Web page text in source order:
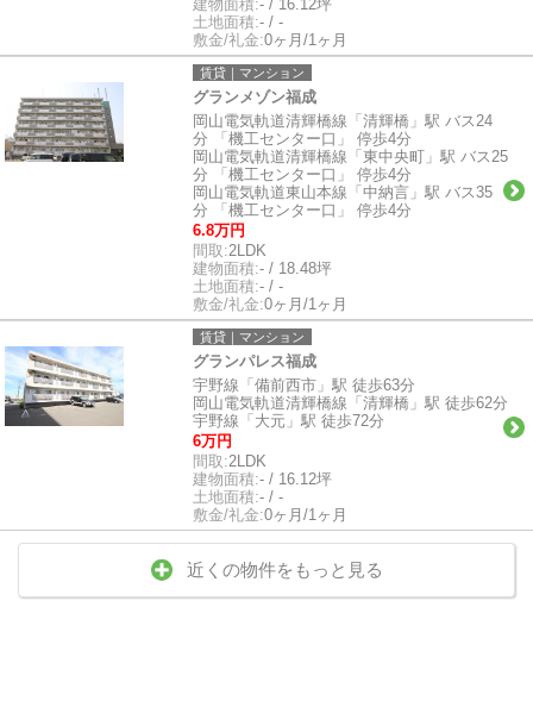
建物面積:- / 16.12坪
土地面積:- / -
敷金/礼金:0ヶ月/1ヶ月
賃貸｜マンション
グランメゾン福成
岡山電気軌道清輝橋線「清輝橋」駅 バス24
分 「機工センター口」 停歩4分
岡山電気軌道清輝橋線「東中央町」駅 バス25
分 「機工センター口」 停歩4分
岡山電気軌道東山本線「中納言」駅 バス35
分 「機工センター口」 停歩4分
6.8万円
間取:2LDK
建物面積:- / 18.48坪
土地面積:- / -
敷金/礼金:0ヶ月/1ヶ月
賃貸｜マンション
グランパレス福成
宇野線「備前西市」駅 徒歩63分
岡山電気軌道清輝橋線「清輝橋」駅 徒歩62分
宇野線「大元」駅 徒歩72分
6万円
間取:2LDK
建物面積:- / 16.12坪
土地面積:- / -
敷金/礼金:0ヶ月/1ヶ月
近くの物件をもっと見る